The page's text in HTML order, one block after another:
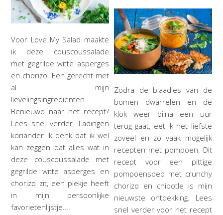
Voor Love My Salad maakte
ik deze couscoussalade
met gegrilde witte asperges
en chorizo. Een gerecht met
al mijn
lievelingsingrediënten.
Benieuwd naar het recept?
Lees snel verder. Ladingen
koriander Ik denk dat ik wel
kan zeggen dat alles wat in
deze couscoussalade met
gegrilde witte asperges en
chorizo zit, een plekje heeft
in mijn persoonlijke
favorietenlijstje….
Zodra de blaadjes van de
bomen dwarrelen en de
klok weer bijna een uur
terug gaat, eet ik het liefste
zoveel en zo vaak mogelijk
recepten met pompoen. Dit
recept voor een pittige
pompoensoep met crunchy
chorizo en chipotle is mijn
nieuwste ontdekking. Lees
snel verder voor het recept